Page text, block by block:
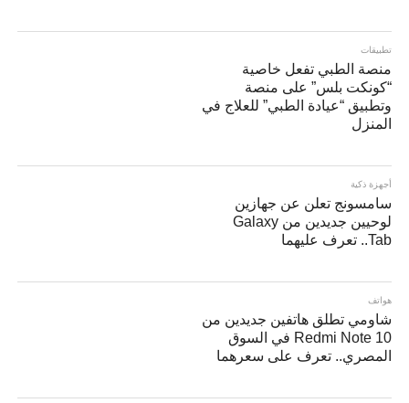
تطبيقات
منصة الطبي تفعل خاصية
“كونكت بلس” على منصة
وتطبيق “عيادة الطبي” للعلاج في
المنزل
أجهزة ذكية
سامسونج تعلن عن جهازين
لوحيين جديدين من Galaxy
Tab.. تعرف عليهما
هواتف
شاومي تطلق هاتفين جديدين من
Redmi Note 10 في السوق
المصري.. تعرف على سعرهما